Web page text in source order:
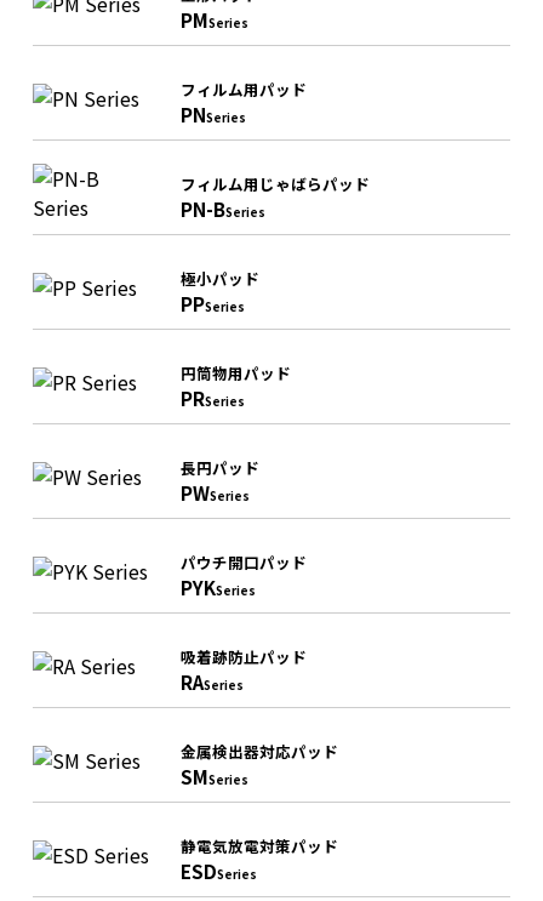
PMSeries
フィルム用パッド
PNSeries
フィルム用じゃばらパッド
PN-BSeries
極小パッド
PPSeries
円筒物用パッド
PRSeries
長円パッド
PWSeries
パウチ開口パッド
PYKSeries
吸着跡防止パッド
RASeries
金属検出器対応パッド
SMSeries
静電気放電対策パッド
ESDSeries